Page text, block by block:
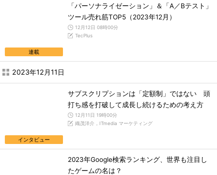
連載
「パーソナライゼーション」＆「A／Bテスト」
ツール売れ筋TOP5（2023年12月）
12月12日 08時00分
TecPlus
2023年12月11日
インタビュー
サブスクリプションは「定額制」ではない 頭
打ち感を打破して成長し続けるための考え方
12月11日 19時00分
織茂洋介，ITmedia マーケティング
2023年Google検索ランキング、世界も注目し
たゲームの名は？